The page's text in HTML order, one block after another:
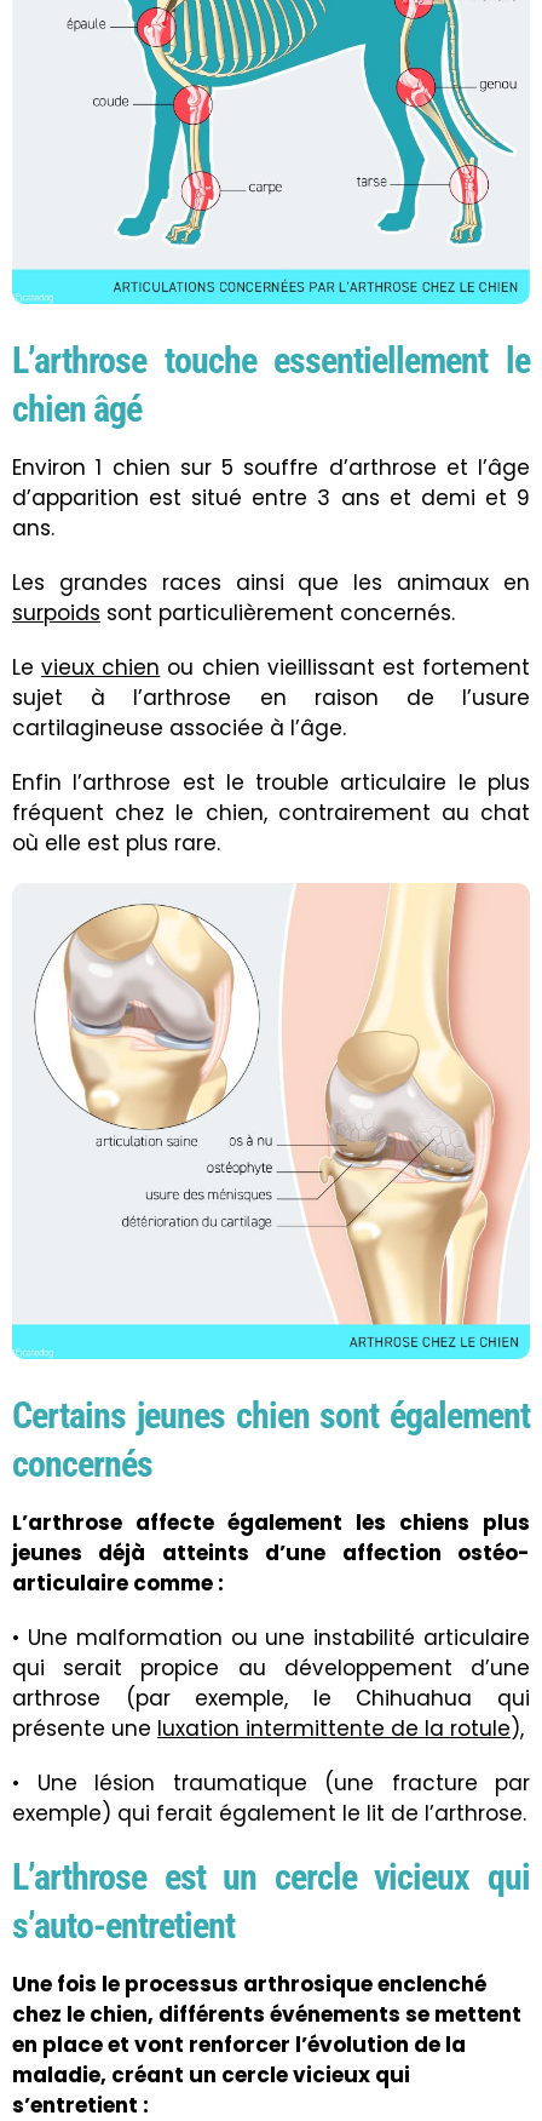
L’arthrose touche essentiellement le
chien âgé
Environ 1 chien sur 5 souffre d’arthrose et l’âge
d’apparition est situé entre 3 ans et demi et 9
ans.
Les grandes races ainsi que les animaux en
surpoids sont particulièrement concernés.
Levieux chien ou chien vieillissant est fortement
sujet à l’arthrose en raison de l’usure
cartilagineuse associée à l’âge.
Enfin l’arthrose est le trouble articulaire le plus
fréquent chez le chien, contrairement au chat
où elle est plus rare.
Certains jeunes chien sont également
concernés
L’arthrose affecte également les chiens plus
jeunes déjà atteints d’une affection ostéo-
articulaire comme :
• Une malformation ou une instabilité articulaire
qui serait propice au développement d’une
arthrose (par exemple, le Chihuahua qui
présente une luxation intermittente de la rotule),
• Une lésion traumatique (une fracture par
exemple) qui ferait également le lit de l’arthrose.
L’arthrose est un cercle vicieux qui
s’auto-entretient
Une fois le processus arthrosique enclenché
chez le chien, différents événements se mettent
en place et vont renforcer l’évolution de la
maladie, créant un cercle vicieux qui
s’entretient :